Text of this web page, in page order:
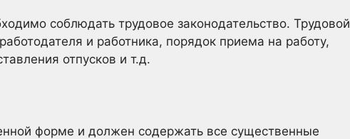
соблюдать трудовое законодательство. Трудовой
и работника, порядок приема на работу,
отпусков и т.д.
форме и должен содержать все существенные